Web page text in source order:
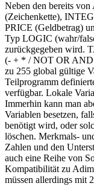
Neben den bereits
(Zeichenkette),
PRICE (Geldbetrag)
Typ LOGIC (wahr/
zurückgegeben wird.
(- + * / NOT OR AND
zu 255 global gültige
Teilprogramm
verfügbar. Lokale
Immerhin kann man
Variablen besetzen,
benötigt wird, oder
löschen. Merkmals-
Zahlen und den
auch eine Reihe von
Kompatibilität zu
müssen allerdings mit